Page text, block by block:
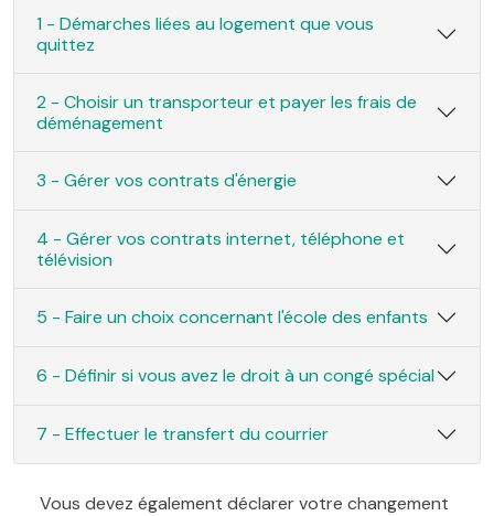
1 - Démarches liées au logement que vous
quittez
2 - Choisir un transporteur et payer les frais de
déménagement
3 - Gérer vos contrats d'énergie
4 - Gérer vos contrats internet, téléphone et
télévision
5 - Faire un choix concernant l'école des enfants
6 - Définir si vous avez le droit à un congé spécial
7 - Effectuer le transfert du courrier
Vous devez également déclarer votre changement